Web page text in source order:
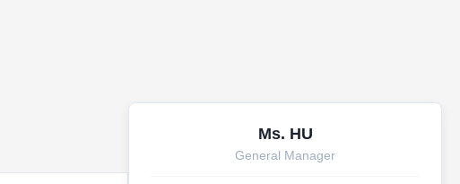
Ms. HU
General Manager